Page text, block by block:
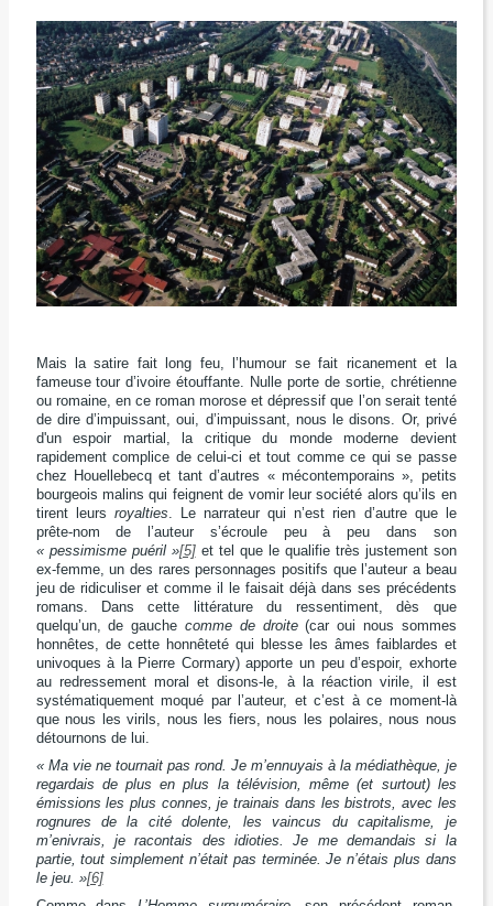
Mais la satire fait long feu, l’humour se fait ricanement et la
fameuse tour d’ivoire étouffante. Nulle porte de sortie, chrétienne
ou romaine, en ce roman morose et dépressif que l’on serait tenté
de dire d’impuissant, oui, d’impuissant, nous le disons. Or, privé
d'un espoir martial, la critique du monde moderne devient
rapidement complice de celui-ci et tout comme ce qui se passe
chez Houellebecq et tant d’autres « mécontemporains », petits
bourgeois malins qui feignent de vomir leur société alors qu’ils en
tirent leurs royalties. Le narrateur qui n’est rien d’autre que le
prête-nom de l’auteur s’écroule peu à peu dans son
« pessimisme puéril »[5]et tel que le qualifie très justement son
ex-femme, un des rares personnages positifs que l’auteur a beau
jeu de ridiculiser et comme il le faisait déjà dans ses précédents
romans. Dans cette littérature du ressentiment, dès que
quelqu’un, de gauche comme de droite(car oui nous sommes
honnêtes, de cette honnêteté qui blesse les âmes faiblardes et
univoques à la Pierre Cormary) apporte un peu d’espoir, exhorte
au redressement moral et disons-le, à la réaction virile, il est
systématiquement moqué par l’auteur, et c’est à ce moment-là
que nous les virils, nous les fiers, nous les polaires, nous nous
détournons de lui.
« Ma vie ne tournait pas rond. Je m’ennuyais à la médiathèque, je
regardais de plus en plus la télévision, même (et surtout) les
émissions les plus connes, je trainais dans les bistrots, avec les
rognures de la cité dolente, les vaincus du capitalisme, je
m’enivrais, je racontais des idioties. Je me demandais si la
partie, tout simplement n’était pas terminée. Je n’étais plus dans
le jeu. »[6]